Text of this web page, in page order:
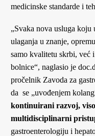
medicinske standarde i
„Svaka nova usluga
ulaganja u znanje,
samo kvalitetu skrbi, već
bolnice“, naglasio je
pročelnik Zavoda za
da se „uvođenjem
kontinuirani razvoj,
multidisciplinarni
gastroenterologiju i